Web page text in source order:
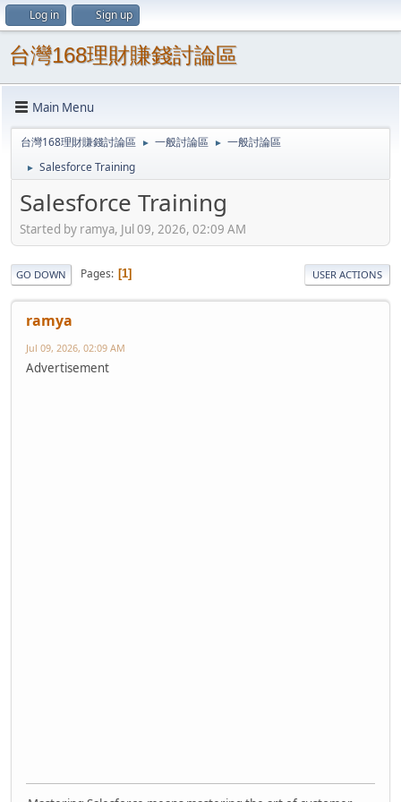
Log in Sign up
台灣168理財賺錢討論區
Main Menu
台灣168理財賺錢討論區 ► 一般討論區 ► 一般討論區
► Salesforce Training
Salesforce Training
Started by ramya, Jul 09, 2026, 02:09 AM
GO DOWN Pages 1 USER ACTIONS
ramya
Jul 09, 2026, 02:09 AM
Advertisement